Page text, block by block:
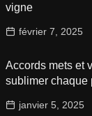
vigne
février 7, 2025
Accords mets et
sublimer chaque
janvier 5, 2025